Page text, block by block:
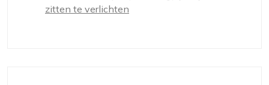
zitten te verlichten